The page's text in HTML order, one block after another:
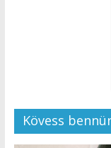
Kövess